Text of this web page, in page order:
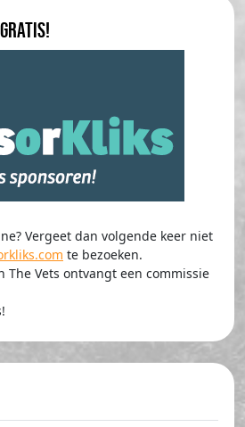
gratis!
Vergeet dan volgende keer niet
te bezoeken.
The Vets ontvangt een commissie